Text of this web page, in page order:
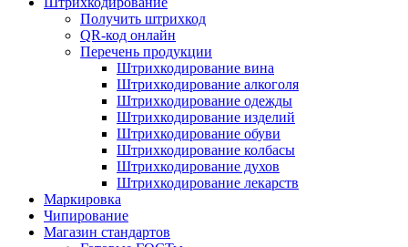
Получить штрихкод
QR-код онлайн
Перечень продукции
Штрихкодирование вина
Штрихкодирование алкоголя
Штрихкодирование одежды
Штрихкодирование изделий
Штрихкодирование обуви
Штрихкодирование колбасы
Штрихкодирование духов
Штрихкодирование лекарств
Маркировка
Чипирование
Магазин стандартов